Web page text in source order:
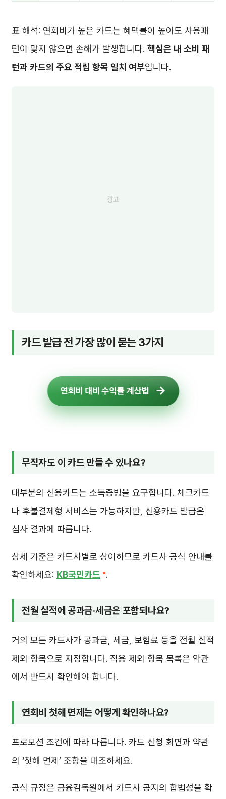
표 해석: 연회비가 높은 카드는 혜택률이 높아도 사용패
턴이 맞지 않으면 손해가 발생합니다. 핵심은 내 소비 패
턴과 카드의 주요 적립 항목 일치 여부입니다.
카드 발급 전 가장 많이 묻는 3가지
연회비 대비 수익률 계산법
무직자도 이 카드 만들 수 있나요?
대부분의 신용카드는 소득증빙을 요구합니다. 체크카드
나 후불결제형 서비스는 가능하지만, 신용카드 발급은
심사 결과에 따릅니다.
상세 기준은 카드사별로 상이하므로 카드사 공식 안내를
확인하세요: KB국민카드 .
전월 실적에 공과금·세금은 포함되나요?
거의 모든 카드사가 공과금, 세금, 보험료 등을 전월 실적
제외 항목으로 지정합니다. 적용 제외 항목 목록은 약관
에서 반드시 확인해야 합니다.
연회비 첫해 면제는 어떻게 확인하나요?
프로모션 조건에 따라 다릅니다. 카드 신청 화면과 약관
의 ‘첫해 면제’ 조항을 대조하세요.
공식 규정은 금융감독원에서 카드사 공지의 합법성을 확